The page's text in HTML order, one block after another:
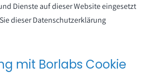
Dienste auf dieser Website eingesetzt
dieser Datenschutzerklärung
mit Borlabs Cookie